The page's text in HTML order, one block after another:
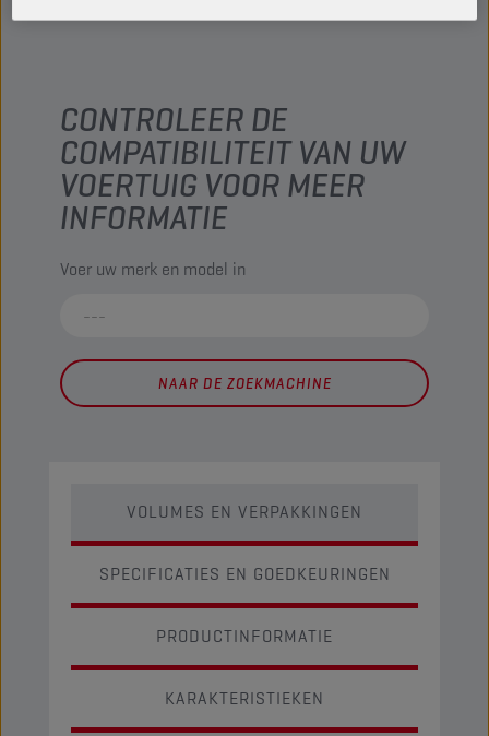
CONTROLEER DE
COMPATIBILITEIT VAN UW
VOERTUIG VOOR MEER
INFORMATIE
Voer uw merk en model in
NAAR DE ZOEKMACHINE
VOLUMES EN VERPAKKINGEN
SPECIFICATIES EN GOEDKEURINGEN
PRODUCTINFORMATIE
KARAKTERISTIEKEN